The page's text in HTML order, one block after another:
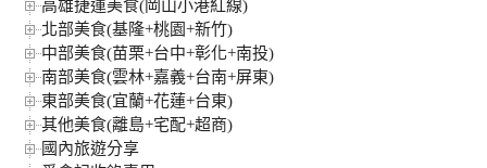
高雄捷運美食(岡山小港紅線)
北部美食(基隆+桃園+新竹)
中部美食(苗栗+台中+彰化+南投)
南部美食(雲林+嘉義+台南+屏東)
東部美食(宜蘭+花蓮+台東)
其他美食(離島+宅配+超商)
國內旅遊分享